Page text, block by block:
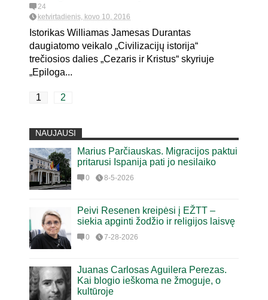
24
ketvirtadienis, kovo 10, 2016
Istorikas Williamas Jamesas Durantas
daugiatomo veikalo „Civilizacijų istorija“
trečiosios dalies „Cezaris ir Kristus“ skyriuje
„Epiloga...
1 2
NAUJAUSI
Marius Parčiauskas. Migracijos paktui
pritarusi Ispanija pati jo nesilaiko
0 8-5-2026
Peivi Resenen kreipėsi į EŽTT –
siekia apginti žodžio ir religijos laisvę
0 7-28-2026
Juanas Carlosas Aguilera Perezas.
Kai blogio ieškoma ne žmoguje, o
kultūroje